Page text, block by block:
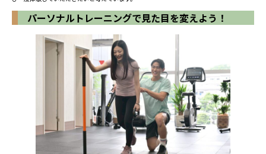
パーソナルトレーニングで見た目を変えよう！